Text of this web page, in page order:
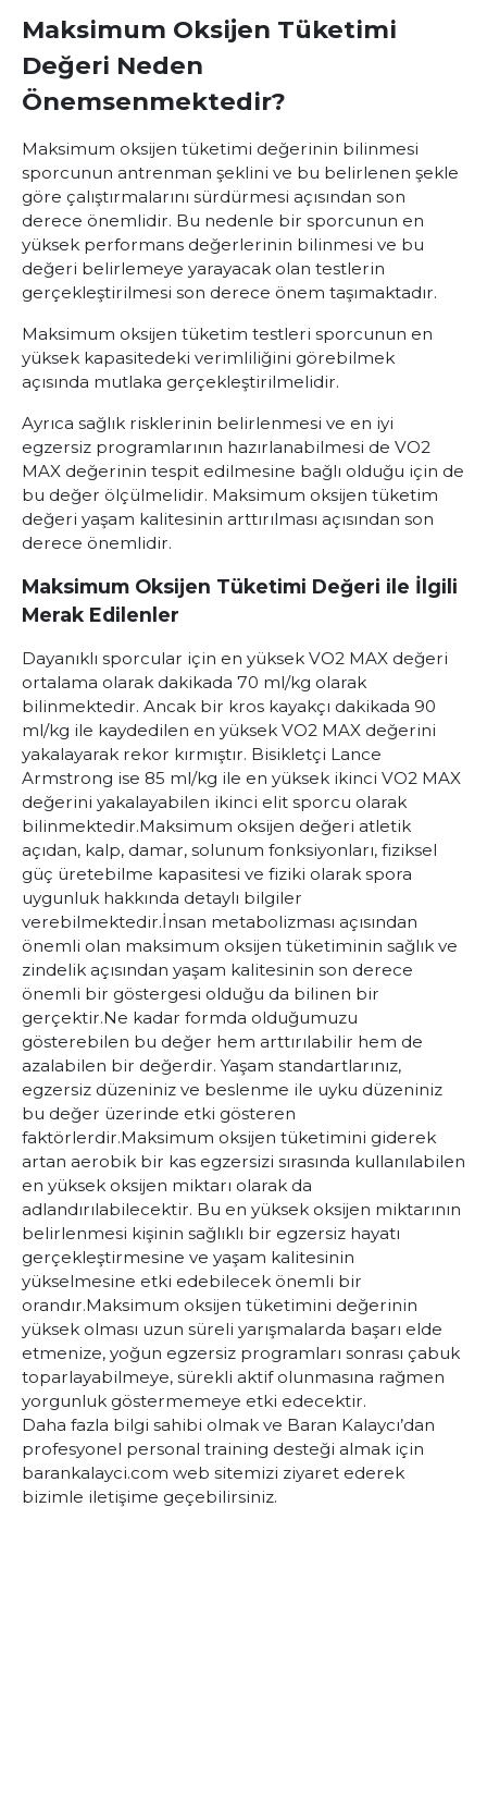
Maksimum Oksijen Tüketimi
Değeri Neden
Önemsenmektedir?
Maksimum oksijen tüketimi değerinin bilinmesi
sporcunun antrenman şeklini ve bu belirlenen şekle
göre çalıştırmalarını sürdürmesi açısından son
derece önemlidir. Bu nedenle bir sporcunun en
yüksek performans değerlerinin bilinmesi ve bu
değeri belirlemeye yarayacak olan testlerin
gerçekleştirilmesi son derece önem taşımaktadır.
Maksimum oksijen tüketim testleri sporcunun en
yüksek kapasitedeki verimliliğini görebilmek
açısında mutlaka gerçekleştirilmelidir.
Ayrıca sağlık risklerinin belirlenmesi ve en iyi
egzersiz programlarının hazırlanabilmesi de VO2
MAX değerinin tespit edilmesine bağlı olduğu için de
bu değer ölçülmelidir. Maksimum oksijen tüketim
değeri yaşam kalitesinin arttırılması açısından son
derece önemlidir.
Maksimum Oksijen Tüketimi Değeri ile İlgili
Merak Edilenler
Dayanıklı sporcular için en yüksek VO2 MAX değeri
ortalama olarak dakikada 70 ml/kg olarak
bilinmektedir. Ancak bir kros kayakçı dakikada 90
ml/kg ile kaydedilen en yüksek VO2 MAX değerini
yakalayarak rekor kırmıştır. Bisikletçi Lance
Armstrong ise 85 ml/kg ile en yüksek ikinci VO2 MAX
değerini yakalayabilen ikinci elit sporcu olarak
bilinmektedir.Maksimum oksijen değeri atletik
açıdan, kalp, damar, solunum fonksiyonları, fiziksel
güç üretebilme kapasitesi ve fiziki olarak spora
uygunluk hakkında detaylı bilgiler
verebilmektedir.İnsan metabolizması açısından
önemli olan maksimum oksijen tüketiminin sağlık ve
zindelik açısından yaşam kalitesinin son derece
önemli bir göstergesi olduğu da bilinen bir
gerçektir.Ne kadar formda olduğumuzu
gösterebilen bu değer hem arttırılabilir hem de
azalabilen bir değerdir. Yaşam standartlarınız,
egzersiz düzeniniz ve beslenme ile uyku düzeniniz
bu değer üzerinde etki gösteren
faktörlerdir.Maksimum oksijen tüketimini giderek
artan aerobik bir kas egzersizi sırasında kullanılabilen
en yüksek oksijen miktarı olarak da
adlandırılabilecektir. Bu en yüksek oksijen miktarının
belirlenmesi kişinin sağlıklı bir egzersiz hayatı
gerçekleştirmesine ve yaşam kalitesinin
yükselmesine etki edebilecek önemli bir
orandır.Maksimum oksijen tüketimini değerinin
yüksek olması uzun süreli yarışmalarda başarı elde
etmenize, yoğun egzersiz programları sonrası çabuk
toparlayabilmeye, sürekli aktif olunmasına rağmen
yorgunluk göstermemeye etki edecektir.
Daha fazla bilgi sahibi olmak ve Baran Kalaycı’dan
profesyonel personal training desteği almak için
barankalayci.com web sitemizi ziyaret ederek
bizimle iletişime geçebilirsiniz.